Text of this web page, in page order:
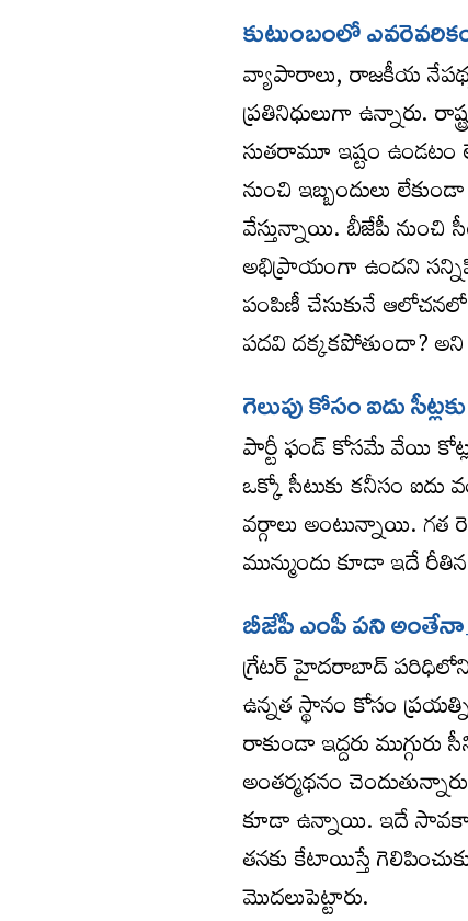
కుటుంబంలో
వ్యాపారాలు, రాజకీయ
ప్రతినిధులుగా ఉన్నారు.
సుతరామూ ఇష్టం
నుంచి ఇబ్బందులు
వేస్తున్నాయి. బీజేపీ నుంచి
అభిప్రాయంగా ఉందని
పంపిణీ చేసుకునే ఆలోచనలో
పదవి దక్కకపోతుందా? అని
గెలుపు కోసం ఐదు
పార్టీ ఫండ్‌ కోసమే వేయి కోట్లు
ఒక్కో సీటుకు కనీసం
వర్గాలు అంటున్నాయి. గత
మున్ముందు కూడా ఇదే
బీజేపీ ఎంపీ పని
గ్రేటర్ హైదరాబాద్ పరిధిలోని
ఉన్నత స్థానం కోసం
రాకుండా ఇద్దరు
అంతర్మథనం
కూడా ఉన్నాయి. ఇదే
తనకు కేటాయిస్తే
మొదలుపెట్టారు.